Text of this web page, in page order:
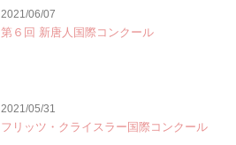
2021/06/07
第６回 新唐人国際コンクール
2021/05/31
フリッツ・クライスラー国際コンクール